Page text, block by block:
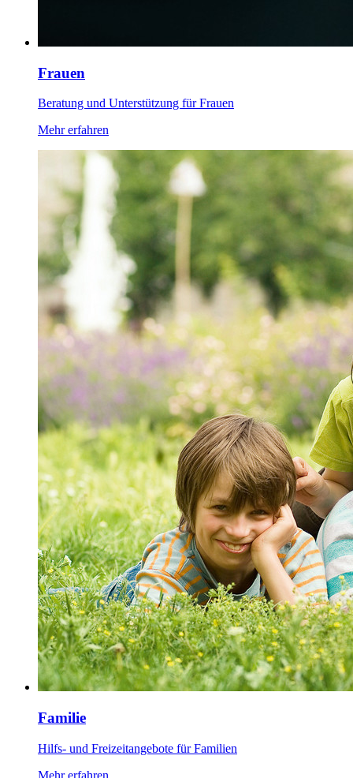
Frauen
Beratung und Unterstützung für Frauen
Mehr erfahren
Familie
Hilfs- und Freizeitangebote für Familien
Mehr erfahren